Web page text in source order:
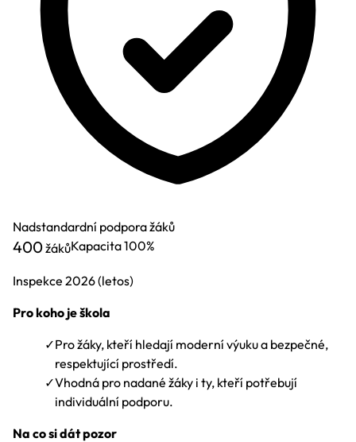
Nadstandardní podpora žáků
400žákůKapacita100%
Inspekce 2026(letos)
Pro koho je škola
✓Pro žáky, kteří hledají moderní výuku a bezpečné,
respektující prostředí.
✓Vhodná pro nadané žáky i ty, kteří potřebují
individuální podporu.
Na co si dát pozor